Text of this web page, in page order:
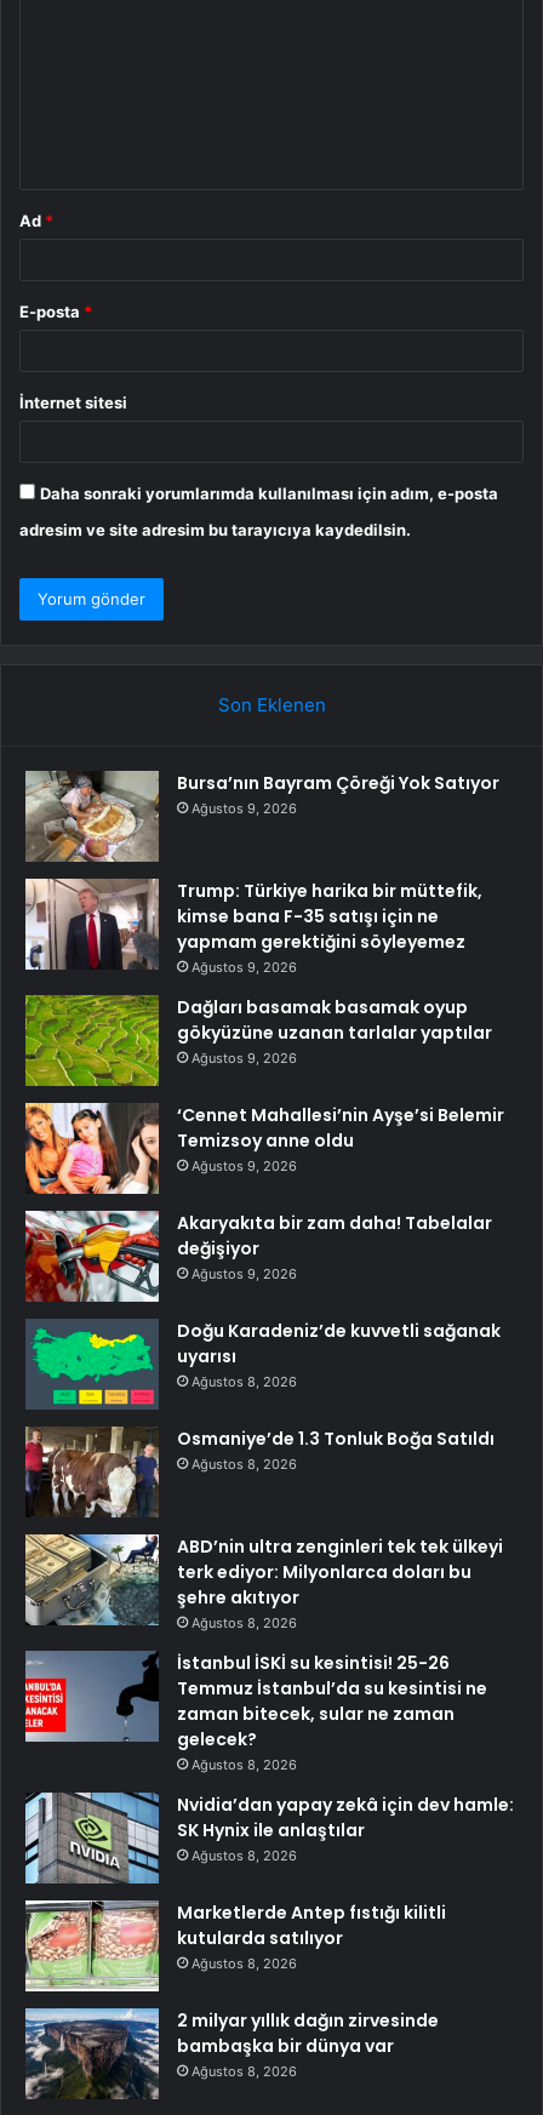
Ad *
E-posta *
İnternet sitesi
Daha sonraki yorumlarımda kullanılması için adım, e-posta
adresim ve site adresim bu tarayıcıya kaydedilsin.
Son Eklenen
Bursa’nın Bayram Çöreği Yok Satıyor
Ağustos 9, 2026
Trump: Türkiye harika bir müttefik,
kimse bana F-35 satışı için ne
yapmam gerektiğini söyleyemez
Ağustos 9, 2026
Dağları basamak basamak oyup
gökyüzüne uzanan tarlalar yaptılar
Ağustos 9, 2026
‘Cennet Mahallesi’nin Ayşe’si Belemir
Temizsoy anne oldu
Ağustos 9, 2026
Akaryakıta bir zam daha! Tabelalar
değişiyor
Ağustos 9, 2026
Doğu Karadeniz’de kuvvetli sağanak
uyarısı
Ağustos 8, 2026
Osmaniye’de 1.3 Tonluk Boğa Satıldı
Ağustos 8, 2026
ABD’nin ultra zenginleri tek tek ülkeyi
terk ediyor: Milyonlarca doları bu
şehre akıtıyor
Ağustos 8, 2026
İstanbul İSKİ su kesintisi! 25-26
Temmuz İstanbul’da su kesintisi ne
zaman bitecek, sular ne zaman
gelecek?
Ağustos 8, 2026
Nvidia’dan yapay zekâ için dev hamle:
SK Hynix ile anlaştılar
Ağustos 8, 2026
Marketlerde Antep fıstığı kilitli
kutularda satılıyor
Ağustos 8, 2026
2 milyar yıllık dağın zirvesinde
bambaşka bir dünya var
Ağustos 8, 2026